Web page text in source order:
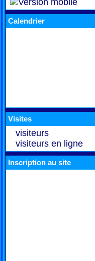
Calendrier
Visites
visiteurs
visiteurs en ligne
Inscription au site